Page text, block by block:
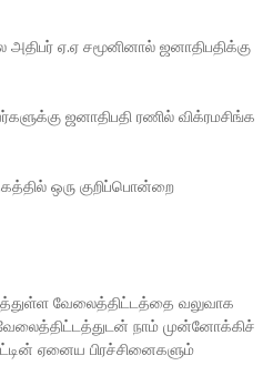
ஏ.ஏ சமூனினால் ஜனாதிபதிக்கு
ஜனாதிபதி ரணில் விக்ரமசிங்க
ஒரு குறிப்பொன்றை
வேலைத்திட்டத்தை வலுவாக
நாம் முன்னோக்கிச்
ஏனைய பிரச்சினைகளும்